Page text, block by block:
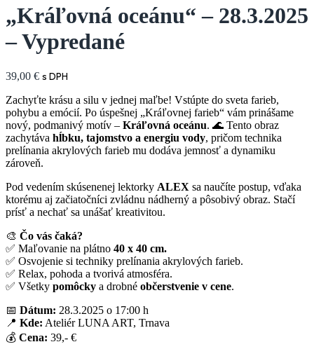
„Kráľovná oceánu“ – 28.3.2025
– Vypredané
39,00 € s DPH
Zachyťte krásu a silu v jednej maľbe! Vstúpte do sveta farieb,
pohybu a emócií. Po úspešnej „Kráľovnej farieb“ vám prinášame
nový, podmanivý motív – Kráľovná oceánu. 🌊 Tento obraz
zachytáva hĺbku, tajomstvo a energiu vody, pričom technika
prelínania akrylových farieb mu dodáva jemnosť a dynamiku
zároveň.
Pod vedením skúsenenej lektorky ALEX sa naučíte postup, vďaka
ktorému aj začiatočníci zvládnu nádherný a pôsobivý obraz. Stačí
prísť a nechať sa unášať kreativitou.
🎨 Čo vás čaká?
✅ Maľovanie na plátno 40 x 40 cm.
✅ Osvojenie si techniky prelínania akrylových farieb.
✅ Relax, pohoda a tvorivá atmosféra.
✅ Všetky pomôcky a drobné občerstvenie v cene.
📅 Dátum: 28.3.2025 o 17:00 h
📍 Kde: Ateliér LUNA ART, Trnava
💰 Cena: 39,- €